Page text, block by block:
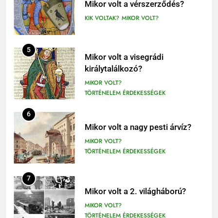
királytalálkozó?
MIKOR VOLT?
6
Mikor volt a nagy pesti árvíz?
TÖRTÉNELEM ÉRDEKESSÉGEK
7
Mikor volt a 2. világháború?
MIKOR VOLT?
TÖRTÉNELEM ÉRDEKESSÉGEK
8
Ki volt Zeusz felesége?
KIK VOLTAK?
TÖRTÉNELEM ÉRDEKESSÉGEK
1-4. OSZTÁLY OLVASÓNAPLÓ
olvasónapló
5. OSZTÁLY OLVASÓNAPLÓ
OLVASÓNAPLÓK
A jó palócok (elemzés)
ELEMZÉSEK-VERSELEMZÉS
OLVASÓNAPLÓK
olvasónapló
OLVASÓNAPLÓK
11
BIOLÓGIA ÉRDEKESSÉGEK